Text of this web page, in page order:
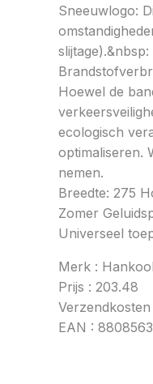
Sneeuwlogo:
slijtage).&nbsp:
Hoewel de
ecologisch
optimaliseren.
nemen.
Breedte: 275
Zomer
Universeel
Merk :
Prijs : 203.48
EAN :